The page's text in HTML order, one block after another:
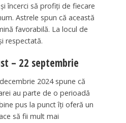
încerci să profiți de fiecare
Astrele spun că această
favorabilă. La locul de
respectată.
– 22 septembrie
2024 spune că
au parte de o perioadă
pus la punct îți oferă un
să fii mult mai